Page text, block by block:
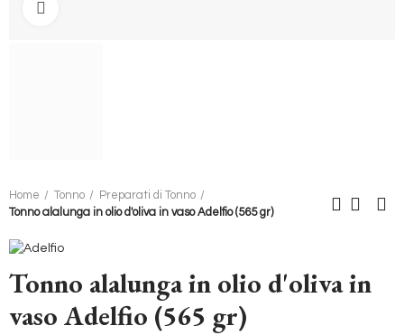
Home Tonno
Preparati di Tonno
Tonno alalunga in olio d'oliva in vaso Adelfio (565 gr)
Tonno alalunga in olio d'oliva in
vaso Adelfio (565 gr)